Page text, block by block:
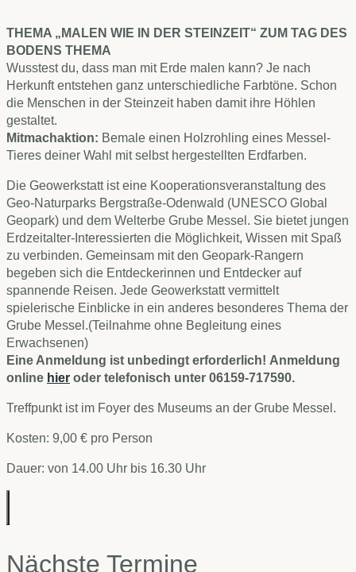
THEMA „MALEN WIE IN DER STEINZEIT“ ZUM TAG DES
BODENS THEMA
Wusstest du, dass man mit Erde malen kann? Je nach
Herkunft entstehen ganz unterschiedliche Farbtöne. Schon
die Menschen in der Steinzeit haben damit ihre Höhlen
gestaltet.
Mitmachaktion: Bemale einen Holzrohling eines Messel-
Tieres deiner Wahl mit selbst hergestellten Erdfarben.
Die Geowerkstatt ist eine Kooperationsveranstaltung des
Geo-Naturparks Bergstraße-Odenwald (UNESCO Global
Geopark) und dem Welterbe Grube Messel. Sie bietet jungen
Erdzeitalter-Interessierten die Möglichkeit, Wissen mit Spaß
zu verbinden. Gemeinsam mit den Geopark-Rangern
begeben sich die Entdeckerinnen und Entdecker auf
spannende Reisen. Jede Geowerkstatt vermittelt
spielerische Einblicke in ein anderes besonderes Thema der
Grube Messel.(Teilnahme ohne Begleitung eines
Erwachsenen)
Eine Anmeldung ist unbedingt erforderlich! Anmeldung
online hier oder telefonisch unter 06159-717590.
Treffpunkt ist im Foyer des Museums an der Grube Messel.
Kosten: 9,00 € pro Person
Dauer: von 14.00 Uhr bis 16.30 Uhr
Nächste Termine